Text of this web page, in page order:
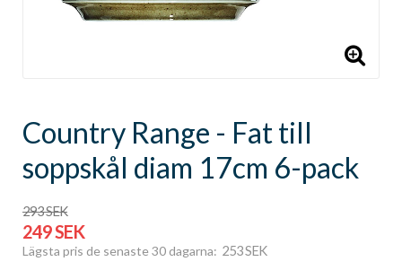
Country Range - Fat till
soppskål diam 17cm 6-pack
293 SEK
249 SEK
Lägsta pris de senaste 30 dagarna 253 SEK